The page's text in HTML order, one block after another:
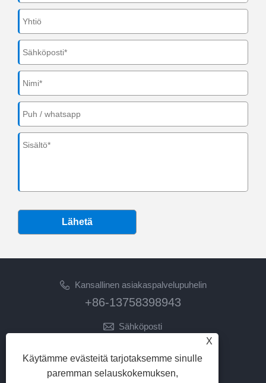
Lähetä
Kansallinen asiakaspalvelupuhelin
+86-13758398943
Sähköposti
junmetal.hardware.ltd@gmail.com
X
Käytämme evästeitä tarjotaksemme sinulle
paremman selauskokemuksen,